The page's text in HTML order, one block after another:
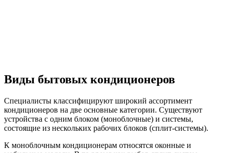
Виды бытовых кондиционеров
Специалисты классифицируют широкий ассортимент
кондиционеров на две основные категории. Существуют
устройства с одним блоком (моноблочные) и системы,
состоящие из нескольких рабочих блоков (сплит-системы).
К моноблочным кондиционерам относятся оконные и